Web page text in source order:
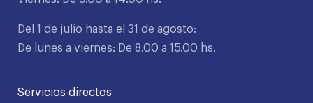
Del 1 de julio hasta el 31 de agosto:
De lunes a viernes: De 8.00 a 15.00 hs.
Servicios directos